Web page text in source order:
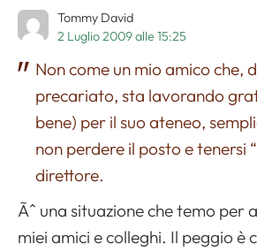
Tommy David
2 Luglio 2009 alle 15:25
Non come un mio amico che,
precariato, sta lavorando
bene) per il suo ateneo,
non perdere il posto e tenersi
direttore.
Ãˆ una situazione che temo per
miei amici e colleghi. Il peggio è